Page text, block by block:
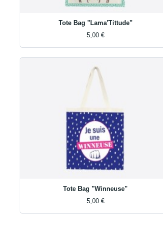
Tote Bag "Lama'Tittude"
5,00 €
Tote Bag "Winneuse"
5,00 €